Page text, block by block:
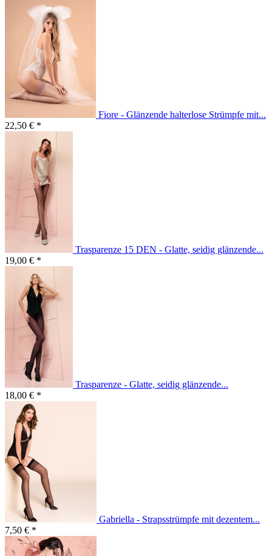
Fiore - Glänzende halterlose Strümpfe mit...
22,50 € *
Trasparenze 15 DEN - Glatte, seidig glänzende...
19,00 € *
Trasparenze - Glatte, seidig glänzende...
18,00 € *
Gabriella - Strapsstrümpfe mit dezentem...
7,50 € *